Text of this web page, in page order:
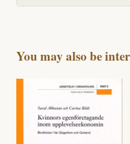
You may also be